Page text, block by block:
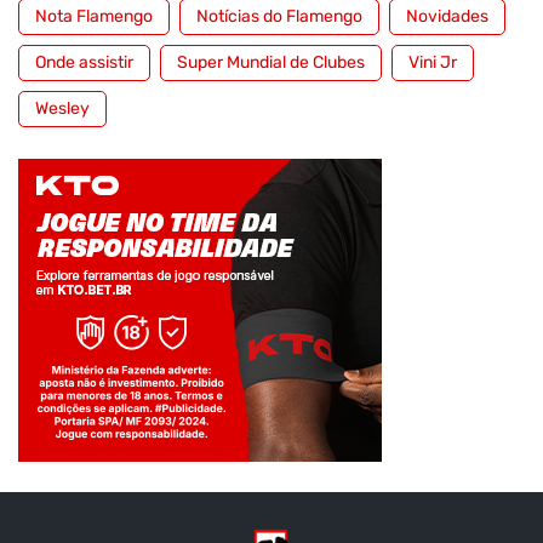
Nota Flamengo Notícias do Flamengo Novidades
Onde assistir Super Mundial de Clubes Vini Jr
Wesley
Jogue com responsabilidade. 18+